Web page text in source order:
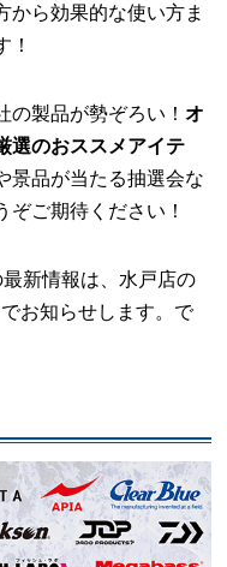
から効果的な使い方ま
！
の製品が勢ぞろい！オ
選のおススメアイテ
景品が当たる抽選会な
ぞご期待ください！
新情報は、水戸店の
お知らせします。で